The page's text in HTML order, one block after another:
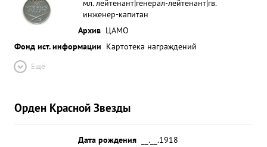
мл. лейтенант|генерал-лейтенант|гв.
инженер-капитан
Архив ЦАМО
Фонд ист. информации Картотека награждений
Ещё
Орден Красной Звезды
Дата рождения
__.__.1918